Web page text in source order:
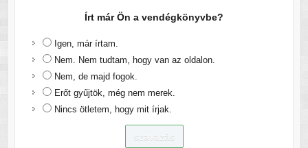
Írt már Ön a vendégkönyvbe?
Igen, már írtam.
Nem. Nem tudtam, hogy van az oldalon.
Nem, de majd fogok.
Erőt gyűjtök, még nem merek.
Nincs ötletem, hogy mit írjak.